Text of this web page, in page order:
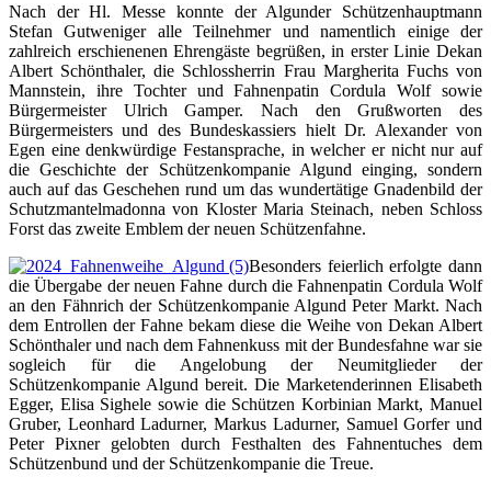
Nach der Hl. Messe konnte der Algunder Schützenhauptmann
Stefan Gutweniger alle Teilnehmer und namentlich einige der
zahlreich erschienenen Ehrengäste begrüßen, in erster Linie Dekan
Albert Schönthaler, die Schlossherrin Frau Margherita Fuchs von
Mannstein, ihre Tochter und Fahnenpatin Cordula Wolf sowie
Bürgermeister Ulrich Gamper. Nach den Grußworten des
Bürgermeisters und des Bundeskassiers hielt Dr. Alexander von
Egen eine denkwürdige Festansprache, in welcher er nicht nur auf
die Geschichte der Schützenkompanie Algund einging, sondern
auch auf das Geschehen rund um das wundertätige Gnadenbild der
Schutzmantelmadonna von Kloster Maria Steinach, neben Schloss
Forst das zweite Emblem der neuen Schützenfahne.
Besonders feierlich erfolgte dann
die Übergabe der neuen Fahne durch die Fahnenpatin Cordula Wolf
an den Fähnrich der Schützenkompanie Algund Peter Markt. Nach
dem Entrollen der Fahne bekam diese die Weihe von Dekan Albert
Schönthaler und nach dem Fahnenkuss mit der Bundesfahne war sie
sogleich für die Angelobung der Neumitglieder der
Schützenkompanie Algund bereit. Die Marketenderinnen Elisabeth
Egger, Elisa Sighele sowie die Schützen Korbinian Markt, Manuel
Gruber, Leonhard Ladurner, Markus Ladurner, Samuel Gorfer und
Peter Pixner gelobten durch Festhalten des Fahnentuches dem
Schützenbund und der Schützenkompanie die Treue.